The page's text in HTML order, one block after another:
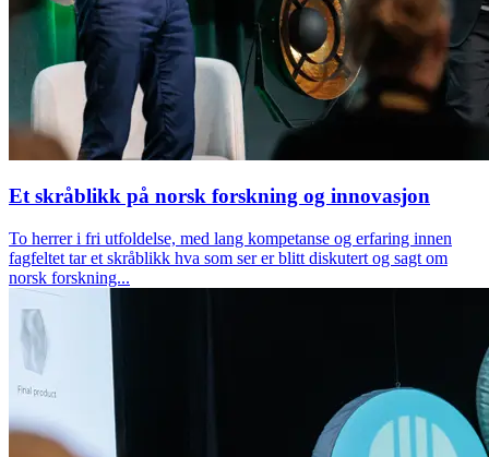
Et skråblikk på norsk forskning og innovasjon
To herrer i fri utfoldelse, med lang kompetanse og erfaring innen
fagfeltet tar et skråblikk hva som ser er blitt diskutert og sagt om
norsk forskning...